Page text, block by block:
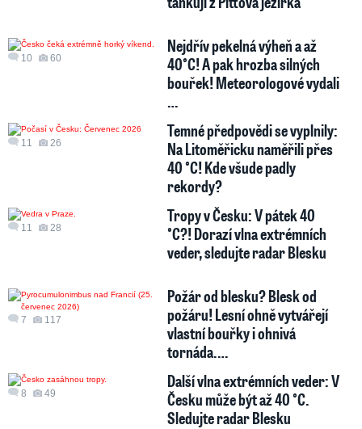
10 60
Nejdřív pekelná výheň a až
40°C! A pak hrozba silných
bouřek! Meteorologové vydali
…
11 26
Temné předpovědi se vyplnily:
Na Litoměřicku naměřili přes
40 °C! Kde všude padly
rekordy?
11 28
Tropy v Česku: V pátek 40
°C?! Dorazí vlna extrémních
veder, sledujte radar Blesku
7 117
Požár od blesku? Blesk od
požáru! Lesní ohně vytvářejí
vlastní bouřky i ohnivá
tornáda.…
8 49
Další vlna extrémních veder: V
Česku může být až 40 °C.
Sledujte radar Blesku